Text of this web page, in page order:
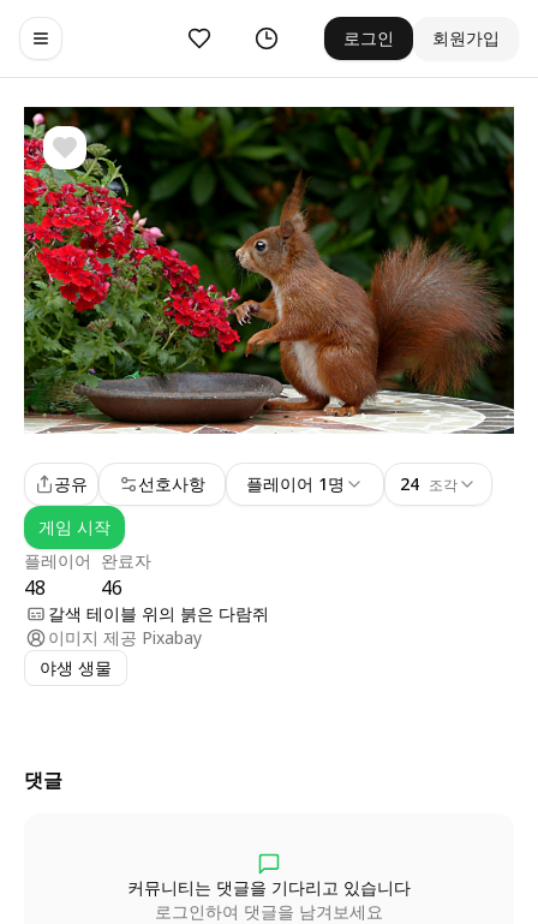
Toggle navigation menu
좋아요 기록 로그인 회원가입
플레이어
48
완료자
46
공유 선호사항 플레이어 1명 24 조각
게임 시작
갈색 테이블 위의 붉은 다람쥐
이미지 제공 Pixabay
야생 생물
댓글
커뮤니티는 댓글을 기다리고 있습니다
로그인하여 댓글을 남겨보세요